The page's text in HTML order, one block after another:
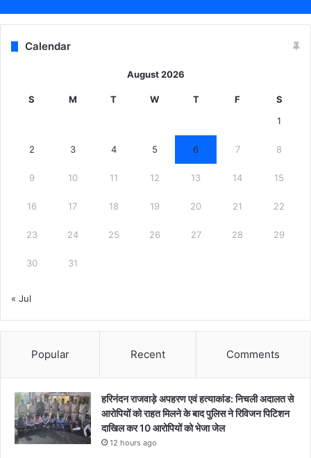
Calendar
August 2026
S M T W T F
S
1
2 3 4 5 6 7 8
9 10 11 12 13 14 15
16 17 18 19 20 21 22
23 24 25 26 27 28 29
30 31
« Jul
Popular Recent Comments
हरिनंदन राजवाड़े अपहरण एवं हत्याकांड: निचली अदालत से
आरोपियों को राहत मिलने के बाद पुलिस ने रिविजन पिटिशन
दाखिल कर 10 आरोपियों को भेजा जेल
12 hours ago